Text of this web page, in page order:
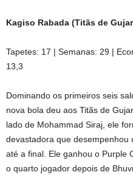
Kagiso Rabada (Titãs de
Tapetes: 17 | Semanas: 29 |
13,3
Dominando os primeiros seis
nova bola deu aos Titãs de
lado de Mohammad Siraj, ele
devastadora que
até a final. Ele ganhou o Purple
o quarto jogador depois de